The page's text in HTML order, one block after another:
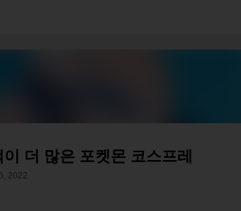
이 더 많은 포켓몬 코스프레
2022